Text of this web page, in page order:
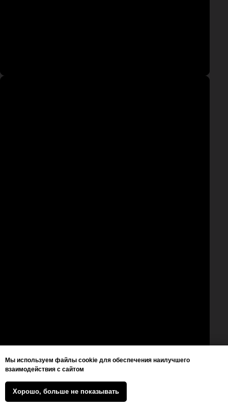
+7 (930) 830 1401
Мы используем файлы cookie для обеспечения наилучшего
взаимодействия с сайтом
Хорошо, больше не показывать